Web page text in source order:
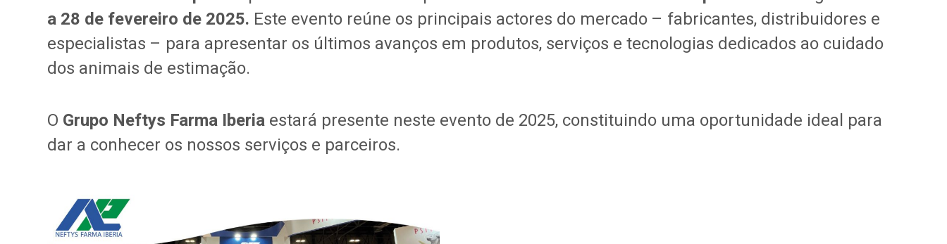
a 28 de fevereiro de 2025. Este evento reúne os principais actores do mercado – fabricantes, distribuidores e
especialistas – para apresentar os últimos avanços em produtos, serviços e tecnologias dedicados ao cuidado
dos animais de estimação.
O Grupo Neftys Farma Iberia estará presente neste evento de 2025, constituindo uma oportunidade ideal para
dar a conhecer os nossos serviços e parceiros.